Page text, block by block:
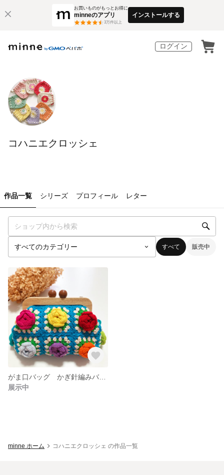
お買いものがもっとお得に
minneのアプリ
3万件以上
インストールする
ログイン
コハニエクロッシェ
作品一覧 シリーズ プロフィール レター
すべて 販売中
がま口バッグ かぎ針編みバッグ グラニースクエア バッグ かぎ針編み 薔薇 grannysquarebag
展示中
minne ホーム コハニエクロッシェ の作品一覧